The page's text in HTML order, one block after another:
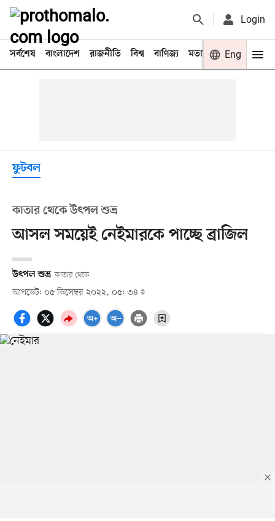
Login
সর্বশেষ বাংলাদেশ রাজনীতি বিশ্ব বাণিজ্য মতামত খেলা
Eng
ফুটবল
কাতার থেকে উৎপল শুভ্র
আসল সময়েই নেইমারকে পাচ্ছে ব্রাজিল
উৎপল শুভ্র কাতার থেকে
আপডেট: ০৫ ডিসেম্বর ২০২২, ০৫: ৩৪